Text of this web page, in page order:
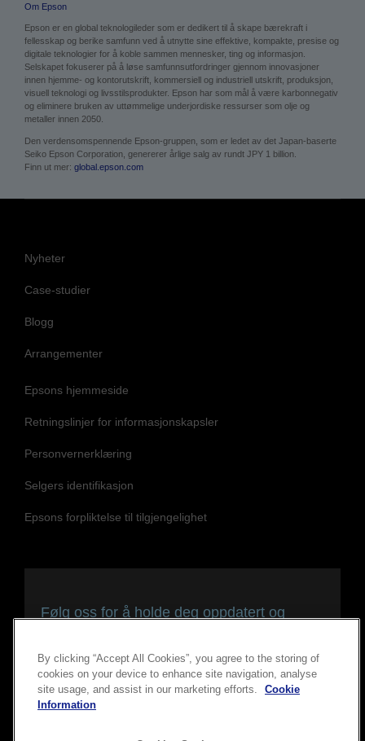
Om Epson
Epson er en global teknologileder som er dedikert til å skape bærekraft i
fellesskap og berike samfunn ved å utnytte sine effektive, kompakte, presise og
digitale teknologier for å koble sammen mennesker, ting og informasjon.
Selskapet fokuserer på å løse samfunnsutfordringer gjennom innovasjoner
innen hjemme- og kontorutskrift, kommersiell og industriell utskrift, produksjon,
visuell teknologi og livsstilsprodukter. Epson har som mål å være karbonnegativ
og eliminere bruken av uttømmelige underjordiske ressurser som olje og
metaller innen 2050.
Den verdensomspennende Epson-gruppen, som er ledet av det Japan-baserte
Seiko Epson Corporation, genererer årlige salg av rundt JPY 1 billion.
Finn ut mer: global.epson.com
Nyheter
Case-studier
Blogg
Arrangementer
Epsons hjemmeside
Retningslinjer for informasjonskapsler
Personvernerklæring
Selgers identifikasjon
Epsons forpliktelse til tilgjengelighet
Følg oss for å holde deg oppdatert og
tilkoblet
By clicking “Accept All Cookies”, you agree to the storing of
cookies on your device to enhance site navigation, analyse
site usage, and assist in our marketing efforts.
Cookie
Information